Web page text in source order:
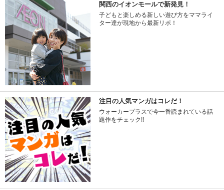
関西のイオンモールで新発見！
子どもと楽しめる新しい遊び方をママライ
ター達が現地から最新リポ！
注目の人気マンガはコレだ！
ウォーカープラスで今一番読まれている話
題作をチェック!!